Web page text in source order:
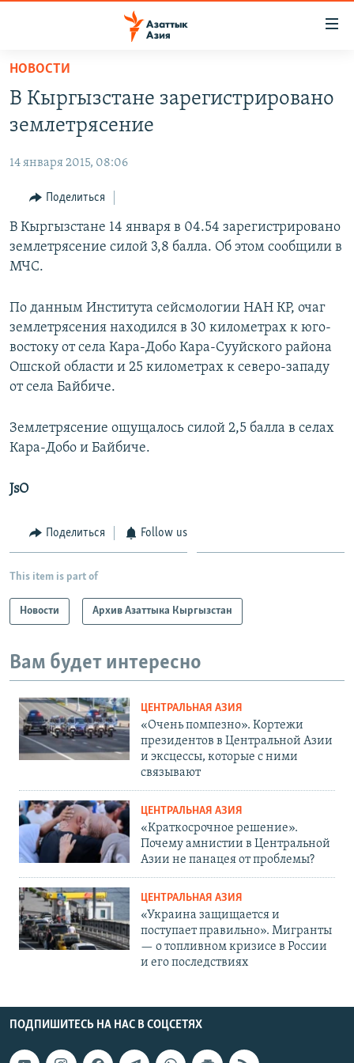
Вернуться
основному
содержанию
навигации
Вернутся
поиску
КАЗАХСТАН
УЗБЕКИСТАН
ТАДЖИКИСТАН
НОВОСТИ
ВОЙНА В УКРАИНЕ
НА ДРУГИХ ЯЗЫКАХ
ҚАЗАҚША
КЫРГЫЗЧА
ЎЗБЕКЧА
TÜRKMENÇE
НОВОСТИ
В Кыргызстане зарегистрировано
землетрясение
14 января 2015, 08:06
Поделиться
В Кыргызстане 14 января в 04.54 зарегистрировано
землетрясение силой 3,8 балла. Об этом сообщили в
МЧС.
По данным Института сейсмологии НАН КР, очаг
землетрясения находился в 30 километрах к юго-
востоку от села Кара-Добо Кара-Сууйского района
Ошской области и 25 километрах к северо-западу
от села Байбиче.
Землетрясение ощущалось силой 2,5 балла в селах
Кара-Добо и Байбиче.
JsO
Поделиться Follow us
This item is part of
Новости Архив Азаттыка Кыргызстан
Вам будет интересно
ЦЕНТРАЛЬНАЯ АЗИЯ
«Очень помпезно». Кортежи
президентов в Центральной Азии
и эксцессы, которые с ними
связывают
ЦЕНТРАЛЬНАЯ АЗИЯ
«Краткосрочное решение».
Почему амнистии в Центральной
Азии не панацея от проблемы?
ЦЕНТРАЛЬНАЯ АЗИЯ
«Украина защищается и
поступает правильно». Мигранты
— о топливном кризисе в России
и его последствиях
ПОДПИШИТЕСЬ НА НАС В СОЦСЕТЯХ